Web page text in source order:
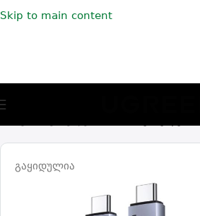
Skip to main content
გაყიდულია